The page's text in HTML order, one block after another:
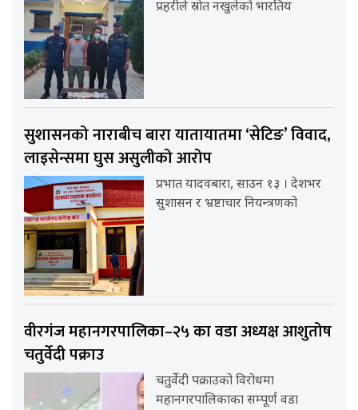
प्रहरीले स्रोत नखुलेको भारतिय
सुशासनको नाराबीच बारा यातायातमा ‘सेटिङ’ विवाद,
लाइसेन्समा घुस असुलीको आरोप
प्रभात यादवबारा, साउन १३ । देशभर
सुशासन र भ्रष्टाचार नियन्त्रणको
वीरगंज महानगरपालिका–२५ का वडा अध्यक्ष आशुतोष
चतुर्वेदी पक्राउ
चतुर्वेदी पक्राउको विरोधमा
महानगरपालिकाका सम्पूर्ण वडा